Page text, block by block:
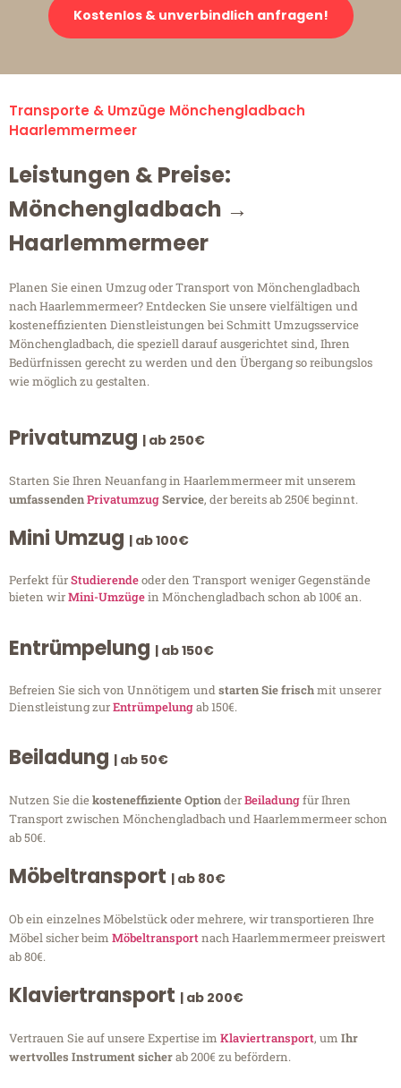
Kostenlos & unverbindlich anfragen!
Transporte & Umzüge Mönchengladbach
Haarlemmermeer
Leistungen & Preise:
Mönchengladbach →
Haarlemmermeer
Planen Sie einen Umzug oder Transport von Mönchengladbach
nach Haarlemmermeer? Entdecken Sie unsere vielfältigen und
kosteneffizienten Dienstleistungen bei Schmitt Umzugsservice
Mönchengladbach, die speziell darauf ausgerichtet sind, Ihren
Bedürfnissen gerecht zu werden und den Übergang so reibungslos
wie möglich zu gestalten.
Privatumzug | ab 250€
Starten Sie Ihren Neuanfang in Haarlemmermeer mit unserem
umfassendenPrivatumzugService, der bereits ab 250€ beginnt.
Mini Umzug | ab 100€
Perfekt fürStudierendeoder den Transport weniger Gegenstände
bieten wirMini-Umzügein Mönchengladbach schon ab 100€ an.
Entrümpelung | ab 150€
Befreien Sie sich von Unnötigem undstarten Sie frischmit unserer
Dienstleistung zurEntrümpelungab 150€.
Beiladung | ab 50€
Nutzen Sie diekosteneffiziente OptionderBeiladungfür Ihren
Transport zwischen Mönchengladbach und Haarlemmermeer schon
ab 50€.
Möbeltransport | ab 80€
Ob ein einzelnes Möbelstück oder mehrere, wir transportieren Ihre
Möbel sicher beim Möbeltransportnach Haarlemmermeer preiswert
ab 80€.
Klaviertransport | ab 200€
Vertrauen Sie auf unsere Expertise im Klaviertransport, um Ihr
wertvolles Instrument sicherab 200€ zu befördern.